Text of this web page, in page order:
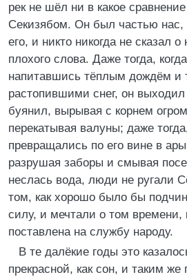
рек не шёл ни в какое
Секизябом. Он был частью
его, и никто никогда не сказал
плохого слова. Даже тогда,
напитавшись тёплым дождём и
растопившими снег, он выходил
буянил, вырывая с корнем
перекатывая валуны; даже
превращались по его вине в
разрушая заборы и смывая
неслась вода, люди не ругали
том, как хорошо было бы
силу, и мечтали о том времени,
поставлена на службу народу.
В те далёкие годы это
прекрасной, как сон, и таким же